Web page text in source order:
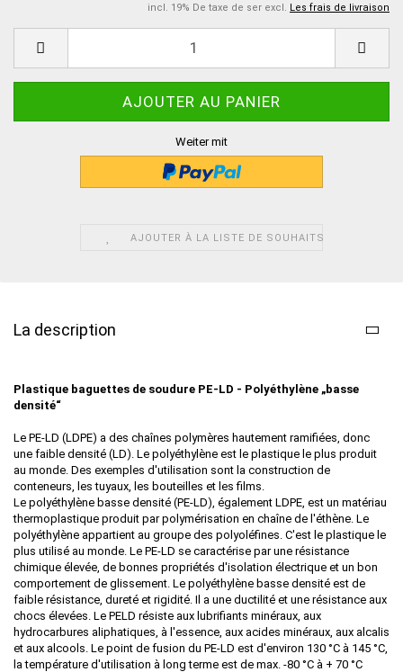
incl. 19% De taxe de ser excl. Les frais de livraison
Weiter mit
AJOUTER À LA LISTE DE SOUHAITS
La description
Plastique baguettes de soudure PE-LD - Polyéthylène „basse
densité“
Le PE-LD (LDPE) a des chaînes polymères hautement ramifiées, donc
une faible densité (LD). Le polyéthylène est le plastique le plus produit
au monde. Des exemples d'utilisation sont la construction de
conteneurs, les tuyaux, les bouteilles et les films.
Le polyéthylène basse densité (PE-LD), également LDPE, est un matériau
thermoplastique produit par polymérisation en chaîne de l'éthène. Le
polyéthylène appartient au groupe des polyoléfines. C'est le plastique le
plus utilisé au monde. Le PE-LD se caractérise par une résistance
chimique élevée, de bonnes propriétés d'isolation électrique et un bon
comportement de glissement. Le polyéthylène basse densité est de
faible résistance, dureté et rigidité. Il a une ductilité et une résistance aux
chocs élevées. Le PELD résiste aux lubrifiants minéraux, aux
hydrocarbures aliphatiques, à l'essence, aux acides minéraux, aux alcalis
et aux alcools. Le point de fusion du PE-LD est d'environ 130 °C à 145 °C,
la température d'utilisation à long terme est de max. -80 °C à + 70 °C